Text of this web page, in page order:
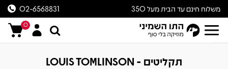
משלוח חינם עד הבית מעל 350
ש״ח
02-6568831
0
תקליטים - LOUIS TOMLINSON